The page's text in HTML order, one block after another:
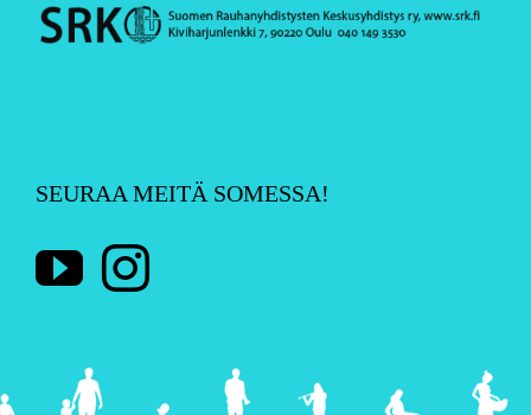
SEURAA MEITÄ SOMESSA!